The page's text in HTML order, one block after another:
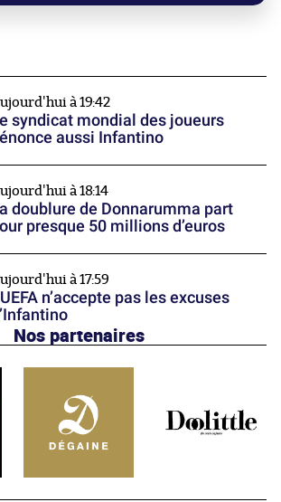
à 19:42
syndicat mondial des joueurs
aussi Infantino
à 18:14
doublure de Donnarumma part
presque 50 millions d’euros
à 17:59
n’accepte pas les excuses
Nos partenaires